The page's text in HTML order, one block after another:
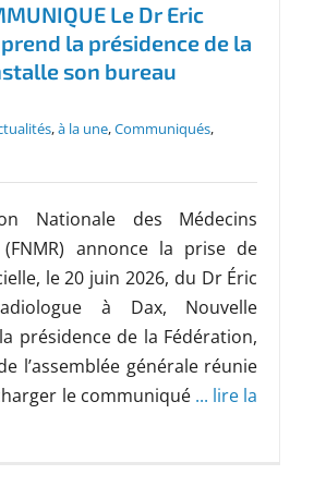
Le Dr Eric
prend la présidence de la
son bureau
,à la une,Communiqués,
Nationale des Médecins
(FNMR) annonce la prise de
le 20 juin 2026, du Dr Éric
à Dax, Nouvelle
présidence de la Fédération,
l’assemblée générale réunie
le communiqué ... lire la